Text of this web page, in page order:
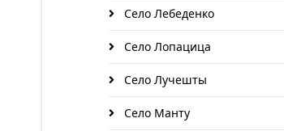
Село Лебеденко
Село Лопацица
Село Лучешты
Село Манту